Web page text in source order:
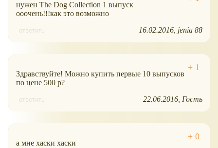
нужен The Dog Collection 1 выпуск
ооочень!!!как это возможно
ответить 16.02.2016 jenia 88
Здравствуйте! Можно купить первые 10 выпусков
по цене 500 р?
ответить 22.06.2016 Гость
а мне хаски хаски